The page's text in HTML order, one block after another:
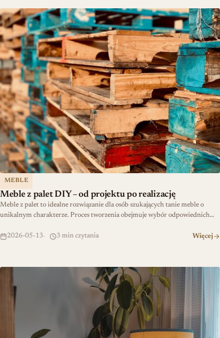
MEBLE
Meble z palet DIY – od projektu po realizację
Meble z palet to idealne rozwiązanie dla osób szukających tanie meble o
unikalnym charakterze. Proces tworzenia obejmuje wybór odpowiednich…
2026-05-13 3 min czytania Więcej
Meble z palet DIY – od projektu po realizację
Renowacja starej komody krok po kroku